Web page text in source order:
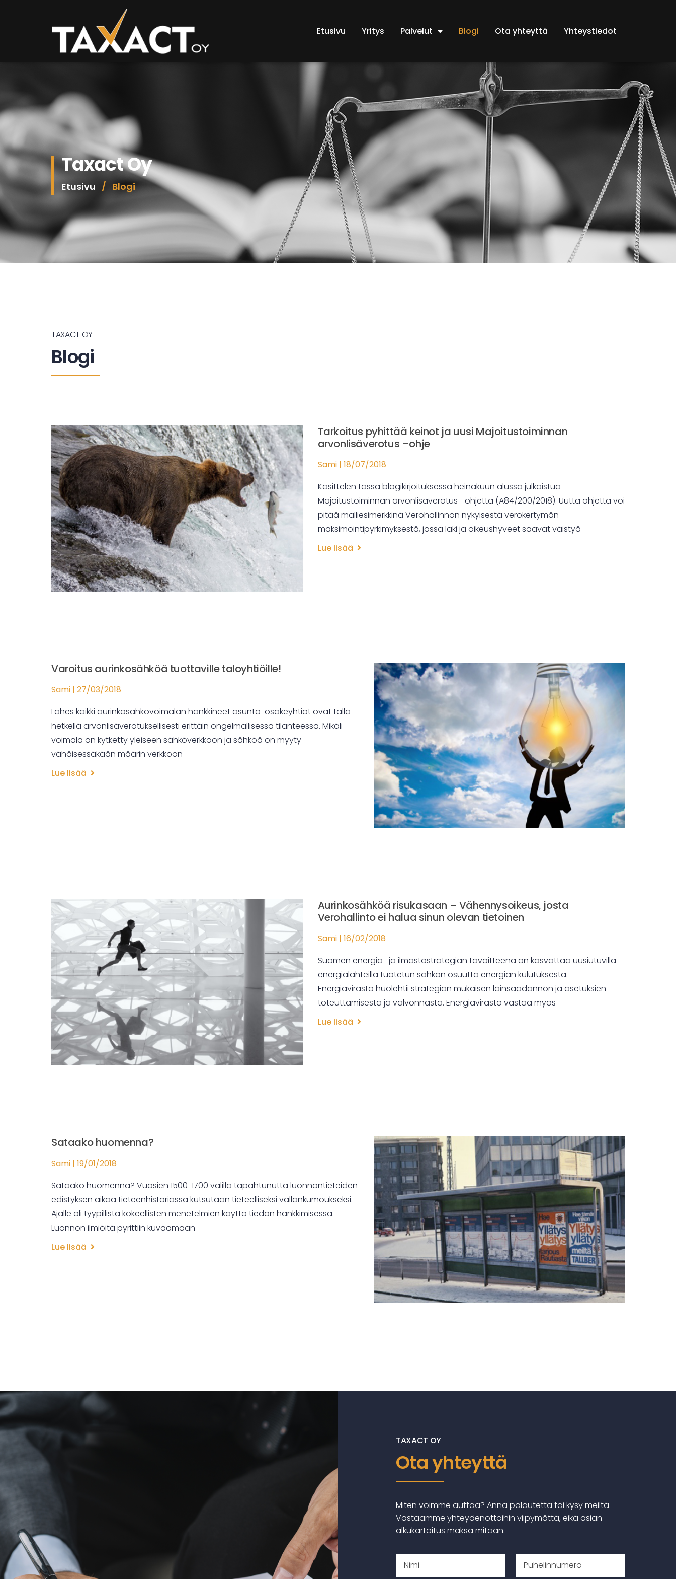
Etusivu Yritys Palvelut Blogi Ota yhteyttä Yhteystiedot
Taxact Oy
Etusivu / Blogi
TAXACT OY
Blogi
Tarkoitus pyhittää keinot ja uusi Majoitustoiminnan
arvonlisäverotus –ohje
Sami 18/07/2018
Käsittelen tässä blogikirjoituksessa heinäkuun alussa julkaistua
Majoitustoiminnan arvonlisäverotus –ohjetta (A84/200/2018). Uutta ohjetta voi
pitää malliesimerkkinä Verohallinnon nykyisestä verokertymän
maksimointipyrkimyksestä, jossa laki ja oikeushyveet saavat väistyä
Lue lisää
Varoitus aurinkosähköä tuottaville taloyhtiöille!
Sami 27/03/2018
Lähes kaikki aurinkosähkövoimalan hankkineet asunto-osakeyhtiöt ovat tällä
hetkellä arvonlisäverotuksellisesti erittäin ongelmallisessa tilanteessa. Mikäli
voimala on kytketty yleiseen sähköverkkoon ja sähköä on myyty
vähäisessäkään määrin verkkoon
Lue lisää
Aurinkosähköä risukasaan – Vähennysoikeus, josta
Verohallinto ei halua sinun olevan tietoinen
Sami 16/02/2018
Suomen energia- ja ilmastostrategian tavoitteena on kasvattaa uusiutuvilla
energialähteillä tuotetun sähkön osuutta energian kulutuksesta.
Energiavirasto huolehtii strategian mukaisen lainsäädännön ja asetuksien
toteuttamisesta ja valvonnasta. Energiavirasto vastaa myös
Lue lisää
Sataako huomenna?
Sami 19/01/2018
Sataako huomenna? Vuosien 1500-1700 välillä tapahtunutta luonnontieteiden
edistyksen aikaa tieteenhistoriassa kutsutaan tieteelliseksi vallankumoukseksi.
Ajalle oli tyypillistä kokeellisten menetelmien käyttö tiedon hankkimisessa.
Luonnon ilmiöitä pyrittiin kuvaamaan
Lue lisää
TAXACT OY
Ota yhteyttä
Miten voimme auttaa? Anna palautetta tai kysy meiltä.
Vastaamme yhteydenottoihin viipymättä, eikä asian
alkukartoitus maksa mitään.